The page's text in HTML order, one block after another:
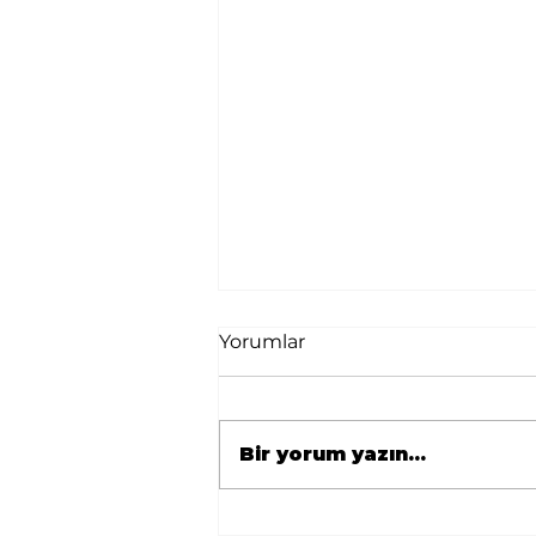
Yorumlar
Bir yorum yazın...